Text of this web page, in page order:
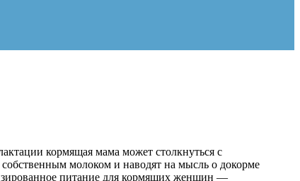
кормящая мама может столкнуться с
молоком и наводят на мысль о докорме
питание для кормящих женщин —